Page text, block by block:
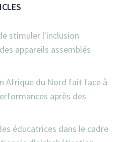
stimuler l'inclusion
appareils assemblés
Afrique du Nord fait face à
après des
éducatrices dans le cadre